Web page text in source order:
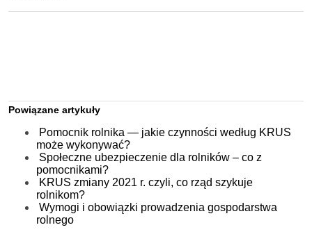
Powiązane artykuły
Pomocnik rolnika — jakie czynności według KRUS
może wykonywać?
Społeczne ubezpieczenie dla rolników – co z
pomocnikami?
KRUS zmiany 2021 r. czyli, co rząd szykuje
rolnikom?
Wymogi i obowiązki prowadzenia gospodarstwa
rolnego